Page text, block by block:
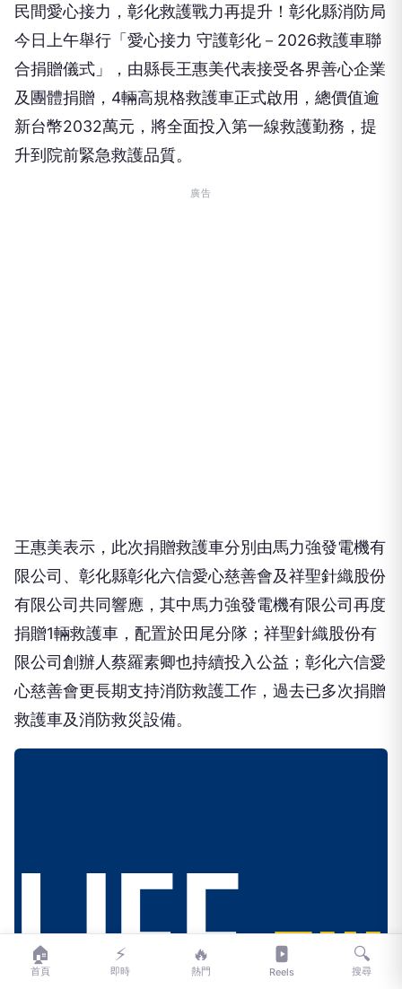
民間愛心接力，彰化救護戰力再提升！彰化縣消防局
今日上午舉行「愛心接力 守護彰化－2026救護車聯
合捐贈儀式」，由縣長王惠美代表接受各界善心企業
及團體捐贈，4輛高規格救護車正式啟用，總價值逾
新台幣2032萬元，將全面投入第一線救護勤務，提
升到院前緊急救護品質。
廣告
王惠美表示，此次捐贈救護車分別由馬力強發電機有
限公司、彰化縣彰化六信愛心慈善會及祥聖針織股份
有限公司共同響應，其中馬力強發電機有限公司再度
捐贈1輛救護車，配置於田尾分隊；祥聖針織股份有
限公司創辦人蔡羅素卿也持續投入公益；彰化六信愛
心慈善會更長期支持消防救護工作，過去已多次捐贈
救護車及消防救災設備。
🏠
首頁
⚡
即時
🔥
熱門 Reels
🔍
搜尋